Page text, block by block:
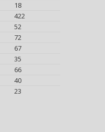
18
422
52
72
67
35
66
40
23